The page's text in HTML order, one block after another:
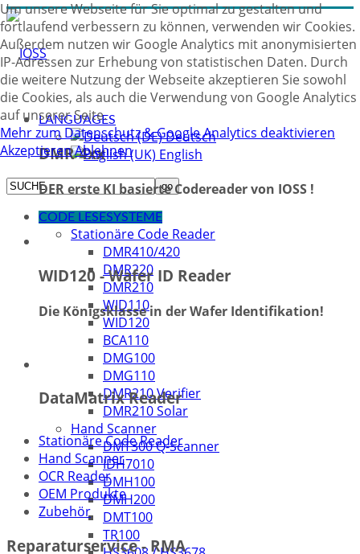
LANGUAGES
Deutsch
English
CODE LESESYSTEME
Stationäre Code Reader
DMR410/420
DMR220
DMR210
WID110
WID120
BCA110
DMG100
DMG110
DMR210 Verifier
DMR210 Solar
Hand Scanner
DMT300 Q-Scanner
IDH7010
DMH100
DMH200
DMT100
TR100
DMR 4xx
DER erste KI basierte Codereader von IOSS !
WID120 - Wafer ID Reader
Die Königsklasse in der Wafer Identifikation!
DataMatrix Reader
DPM Codereader: Kompakt-leistungsstark-
prozesssicher!
Stationäre Code Reader
Hand Scanner
OCR Reader
OEM Produkte
Zubehör
Reparaturservice - RMA
Um unsere Webseite für Sie optimal zu gestalten und
fortlaufend verbessern zu können, verwenden wir Cookies.
Außerdem nutzen wir Google Analytics mit anonymisierten
IP-Adressen zur Erhebung von statistischen Daten. Durch
die weitere Nutzung der Webseite akzeptieren Sie sowohl
die Cookies, als auch die Verwendung von Google Analytics
auf unserer Seite.
Mehr zum Datenschutz & Google Analytics deaktivieren
AkzeptierenAblehnen